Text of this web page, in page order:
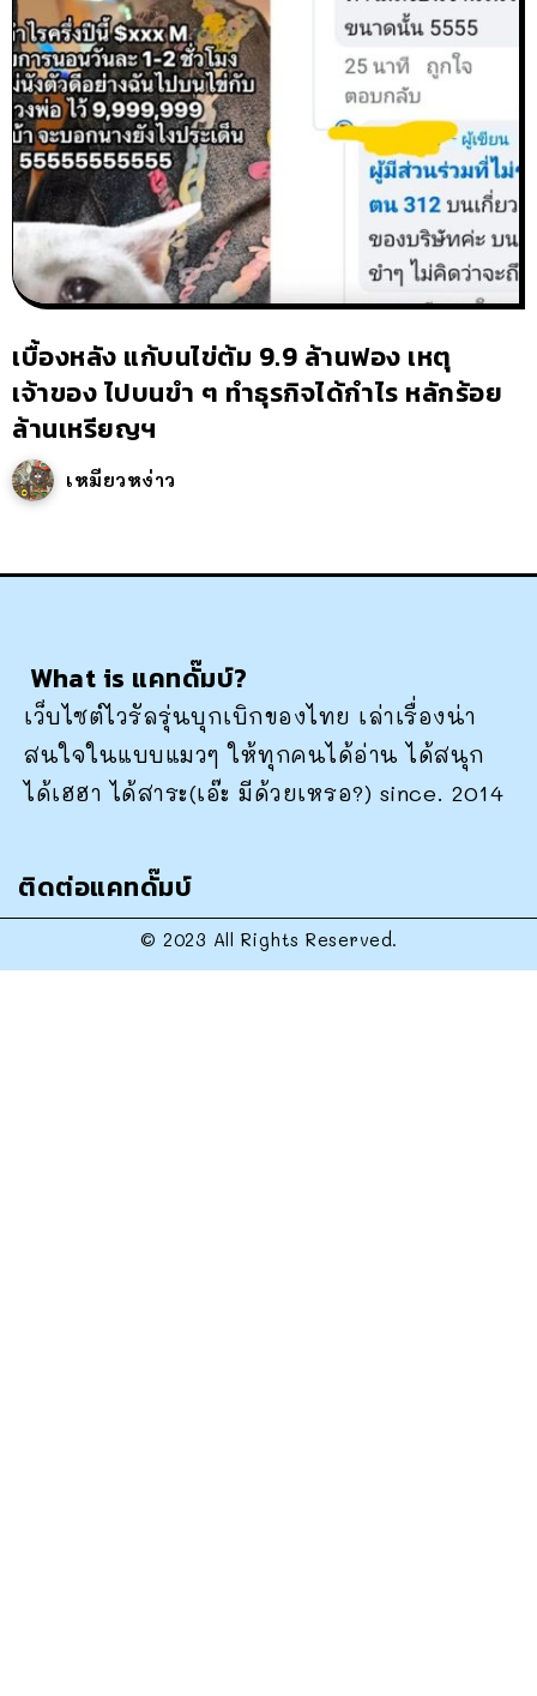
เบื้องหลัง แก้บนไข่ต้ม 9.9 ล้านฟอง เหตุ
เจ้าของ ไปบนขำ ๆ ทำธุรกิจได้กำไร หลักร้อย
ล้านเหรียญฯ
เหมียวหง่าว
What is แคทดั๊มบ์?
เว็บไซต์ไวรัลรุ่นบุกเบิกของไทย เล่าเรื่องน่า
สนใจในแบบแมวๆ ให้ทุกคนได้อ่าน ได้สนุก
ได้เฮฮา ได้สาระ(เอ๊ะ มีด้วยเหรอ?) since. 2014
ติดต่อแคทดั๊มบ์
© 2023 All Rights Reserved.